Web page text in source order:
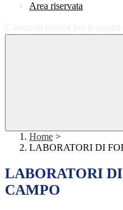
Area riservata
Home >
LABORATORI DI
LABORATORI
CAMPO